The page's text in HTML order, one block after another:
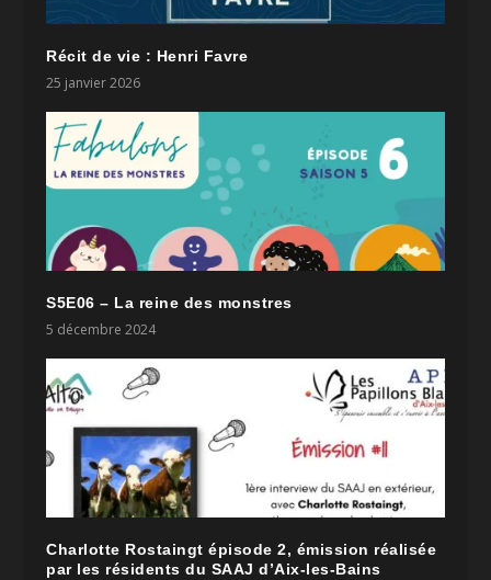
Récit de vie : Henri Favre
25 janvier 2026
S5E06 – La reine des monstres
5 décembre 2024
Charlotte Rostaingt épisode 2, émission réalisée
par les résidents du SAAJ d’Aix-les-Bains